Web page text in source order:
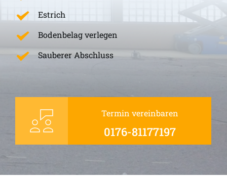
Estrich
Bodenbelag verlegen
Sauberer Abschluss
Termin vereinbaren
0176-81177197